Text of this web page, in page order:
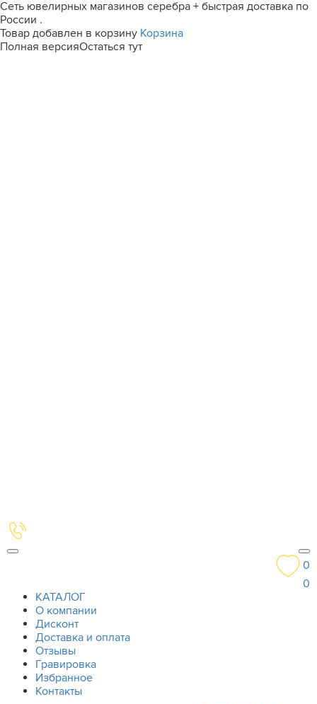
Сеть ювелирных магазинов серебра + быстрая доставка по
России .
Товар добавлен в корзину Корзина
Полная версияОстаться тут
0
0
КАТАЛОГ
О компании
Дисконт
Доставка и оплата
Отзывы
Гравировка
Избранное
Контакты